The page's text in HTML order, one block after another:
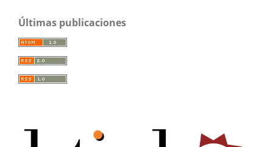
Últimas publicaciones